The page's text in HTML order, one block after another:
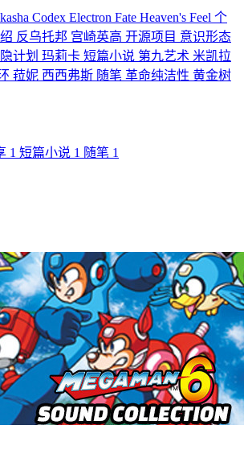
Codex Electron Fate Heaven's Feel 个
反乌托邦 宫崎英高 开源项目 意识形态
计划 玛莉卡 短篇小说 第九艺术 米凯拉
菈妮 西西弗斯 随笔 革命纯洁性 黄金树
1 短篇小说 1 随笔 1